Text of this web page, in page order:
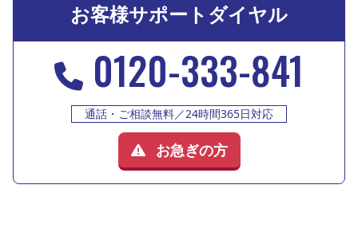
お客様サポートダイヤル
0120-333-841
通話・ご相談無料／24時間365日対応
お急ぎの方